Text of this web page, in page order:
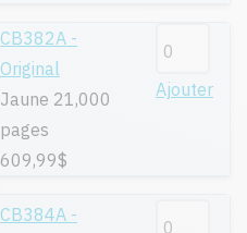
CB382A -
Original
Jaune 21,000
pages
609,99$
Ajouter
CB384A -